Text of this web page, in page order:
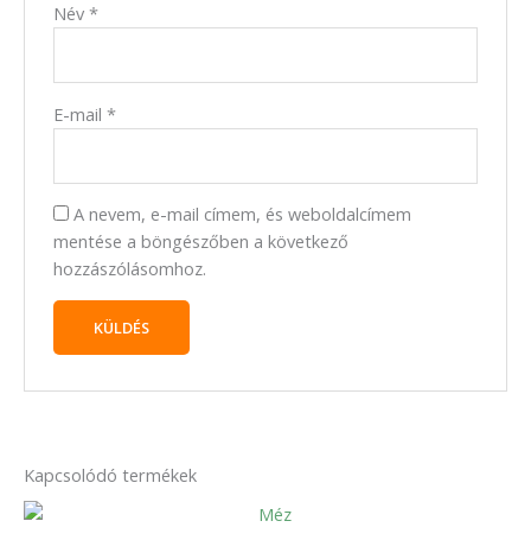
Név*
E-mail*
A nevem, e-mail címem, és weboldalcímem
mentése a böngészőben a következő
hozzászólásomhoz.
Kapcsolódó termékek